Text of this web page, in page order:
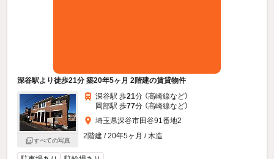
深谷駅より徒歩21分 築20年5ヶ月 2階建の賃貸物件
すべての写真
深谷駅 歩21分 （高崎線など）
岡部駅 歩77分 （高崎線など）
埼玉県深谷市田谷91番地2
2階建 / 20年5ヶ月 / 木造